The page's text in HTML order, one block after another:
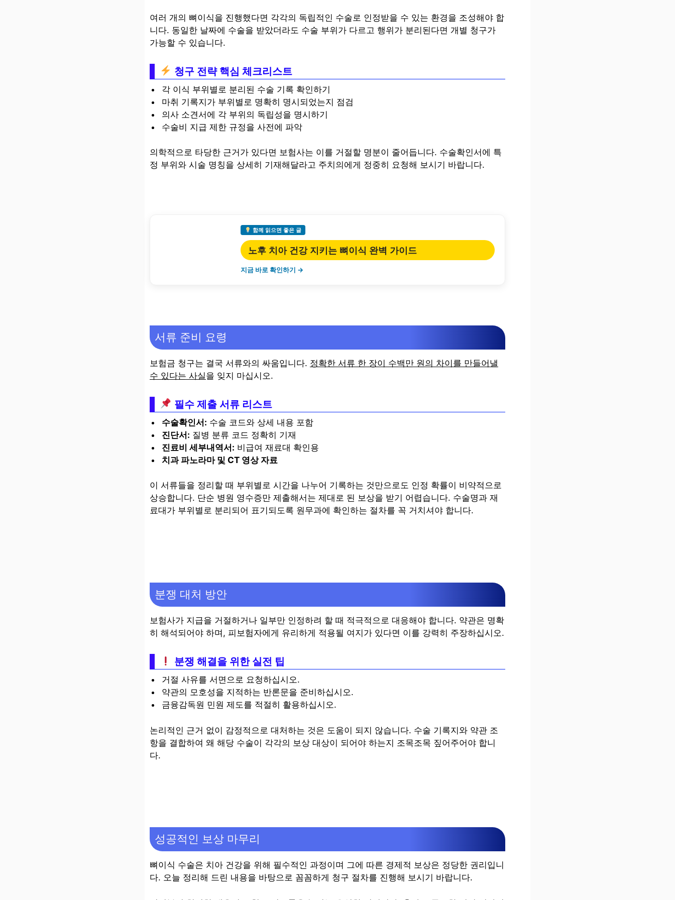
여러 개의 뼈이식을 진행했다면 각각의 독립적인 수술로 인정받을 수 있는 환경을 조성해야 합
니다. 동일한 날짜에 수술을 받았더라도 수술 부위가 다르고 행위가 분리된다면 개별 청구가
가능할 수 있습니다.
청구 전략 핵심 체크리스트
각 이식 부위별로 분리된 수술 기록 확인하기
마취 기록지가 부위별로 명확히 명시되었는지 점검
의사 소견서에 각 부위의 독립성을 명시하기
수술비 지급 제한 규정을 사전에 파악
의학적으로 타당한 근거가 있다면 보험사는 이를 거절할 명분이 줄어듭니다. 수술확인서에 특
정 부위와 시술 명칭을 상세히 기재해달라고 주치의에게 정중히 요청해 보시기 바랍니다.
함께 읽으면 좋은 글
노후 치아 건강 지키는 뼈이식 완벽 가이드
지금 바로 확인하기 →
서류 준비 요령
보험금 청구는 결국 서류와의 싸움입니다. 정확한 서류 한 장이 수백만 원의 차이를 만들어낼
수 있다는 사실을 잊지 마십시오.
필수 제출 서류 리스트
수술확인서: 수술 코드와 상세 내용 포함
진단서: 질병 분류 코드 정확히 기재
진료비 세부내역서: 비급여 재료대 확인용
치과 파노라마 및 CT 영상 자료
이 서류들을 정리할 때 부위별로 시간을 나누어 기록하는 것만으로도 인정 확률이 비약적으로
상승합니다. 단순 병원 영수증만 제출해서는 제대로 된 보상을 받기 어렵습니다. 수술명과 재
료대가 부위별로 분리되어 표기되도록 원무과에 확인하는 절차를 꼭 거치셔야 합니다.
분쟁 대처 방안
보험사가 지급을 거절하거나 일부만 인정하려 할 때 적극적으로 대응해야 합니다. 약관은 명확
히 해석되어야 하며, 피보험자에게 유리하게 적용될 여지가 있다면 이를 강력히 주장하십시오.
분쟁 해결을 위한 실전 팁
거절 사유를 서면으로 요청하십시오.
약관의 모호성을 지적하는 반론문을 준비하십시오.
금융감독원 민원 제도를 적절히 활용하십시오.
논리적인 근거 없이 감정적으로 대처하는 것은 도움이 되지 않습니다. 수술 기록지와 약관 조
항을 결합하여 왜 해당 수술이 각각의 보상 대상이 되어야 하는지 조목조목 짚어주어야 합니
다.
성공적인 보상 마무리
뼈이식 수술은 치아 건강을 위해 필수적인 과정이며 그에 따른 경제적 보상은 정당한 권리입니
다. 오늘 정리해 드린 내용을 바탕으로 꼼꼼하게 청구 절차를 진행해 보시기 바랍니다.